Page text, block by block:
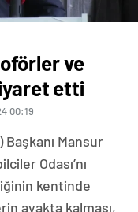
ve
etti
00:19
Mansur
Odası’nı
kentinde
ayakta kalması,